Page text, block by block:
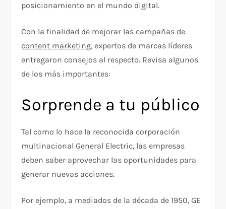
posicionamiento en el mundo digital.
Con la finalidad de mejorar lascampañas de
content marketing, expertos de marcas líderes
entregaron consejos al respecto. Revisa algunos
de los más importantes:
Sorprende a tu público
Tal como lo hace la reconocida corporación
multinacional General Electric, las empresas
deben saber aprovechar las oportunidades para
generar nuevas acciones.
Por ejemplo, a mediados de la década de 1950, GE